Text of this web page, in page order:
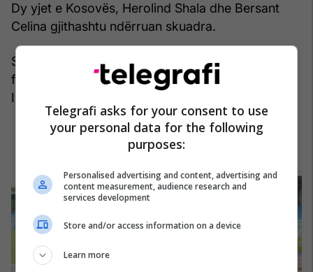
Dy yjet e Kosovës, Herolind Shala dhe Bersant
Celina gjithashtu ndërruan skuadra.
Shala iu bashkua Lyngbyt në Danimarkë si
futbollistë i lirë, ndërsa Celina u huazua tek
Ipswich.
Telegrafi asks for your consent to use
your personal data for the following
purposes:
Personalised advertising and content, advertising and
content measurement, audience research and
services development
Store and/or access information on a device
Learn more